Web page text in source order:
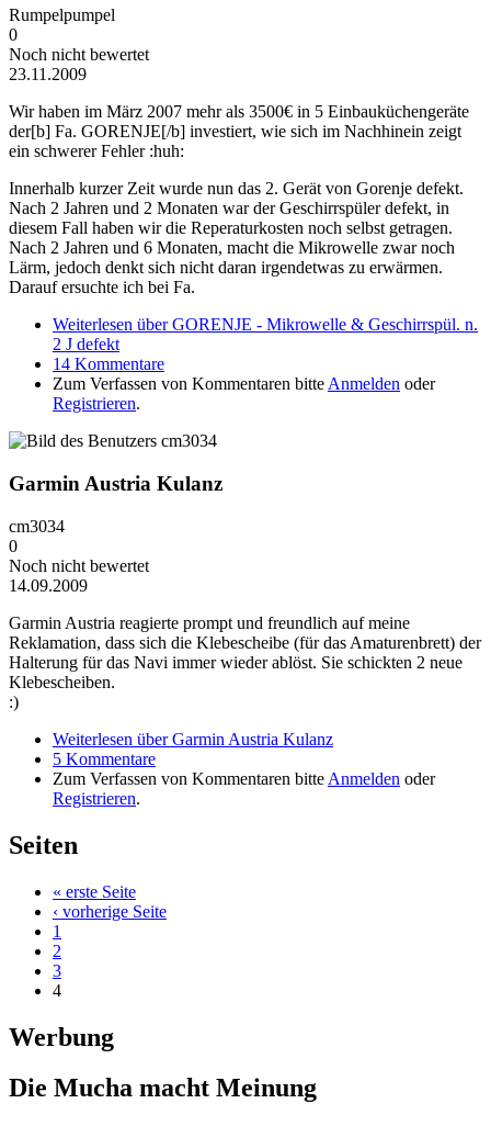
Rumpelpumpel
0
Noch nicht bewertet
23.11.2009
Wir haben im März 2007 mehr als 3500€ in 5 Einbauküchengeräte
der[b] Fa. GORENJE[/b] investiert, wie sich im Nachhinein zeigt
ein schwerer Fehler :huh:
Innerhalb kurzer Zeit wurde nun das 2. Gerät von Gorenje defekt.
Nach 2 Jahren und 2 Monaten war der Geschirrspüler defekt, in
diesem Fall haben wir die Reperaturkosten noch selbst getragen.
Nach 2 Jahren und 6 Monaten, macht die Mikrowelle zwar noch
Lärm, jedoch denkt sich nicht daran irgendetwas zu erwärmen.
Darauf ersuchte ich bei Fa.
Weiterlesen über GORENJE - Mikrowelle & Geschirrspül. n.
2 J defekt
14 Kommentare
Zum Verfassen von Kommentaren bitte Anmelden oder
Registrieren.
Garmin Austria Kulanz
cm3034
0
Noch nicht bewertet
14.09.2009
Garmin Austria reagierte prompt und freundlich auf meine
Reklamation, dass sich die Klebescheibe (für das Amaturenbrett) der
Halterung für das Navi immer wieder ablöst. Sie schickten 2 neue
Klebescheiben.
:)
Weiterlesen über Garmin Austria Kulanz
5 Kommentare
Zum Verfassen von Kommentaren bitte Anmelden oder
Registrieren.
Seiten
« erste Seite
‹ vorherige Seite
1
2
3
4
Werbung
Die Mucha macht Meinung